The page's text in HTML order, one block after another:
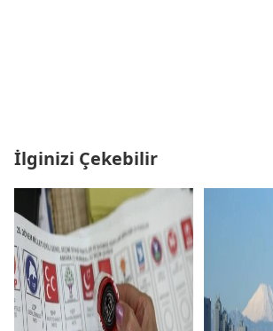
İlginizi Çekebilir